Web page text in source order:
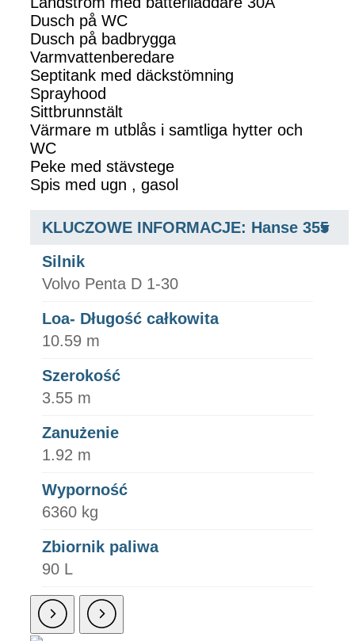
Dusch på WC
Dusch på badbrygga
Varmvattenberedare
Septitank med däckstömning
Sprayhood
Sittbrunnstält
Värmare m utblås i samtliga hytter och
WC
Peke med stävstege
Spis med ugn , gasol
KLUCZOWE INFORMACJE: Hanse 355
Silnik
Volvo Penta D 1-30
Loa- Długość całkowita
10.59 m
Szerokość
3.55 m
Zanużenie
1.92 m
Wyporność
6360 kg
Zbiornik paliwa
90 L